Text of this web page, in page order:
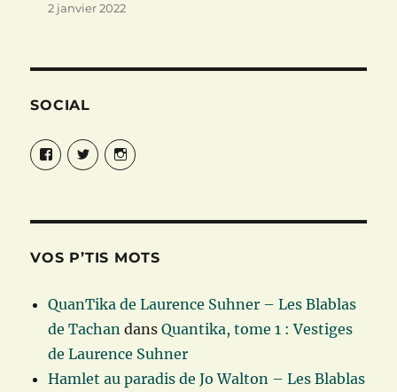
2 janvier 2022
SOCIAL
FacebookTwitterInstagram
VOS P’TIS MOTS
QuanTika de Laurence Suhner – Les Blablas
de Tachan dansQuantika, tome 1 : Vestiges
de Laurence Suhner
Hamlet au paradis de Jo Walton – Les Blablas